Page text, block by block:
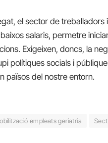
el sector de
salaris, permetre
Exigeixen, doncs, la
polítiques socials i
països del nostre entorn.
empleats geriatria